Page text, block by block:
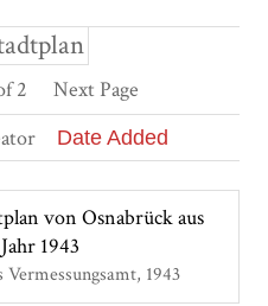
2
Next Page
Date Added
von Osnabrück aus
1943
Vermessungsamt 1943